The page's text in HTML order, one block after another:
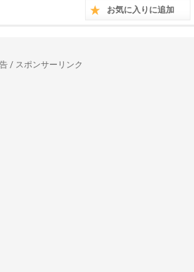
お気に入りに追加
/ スポンサーリンク